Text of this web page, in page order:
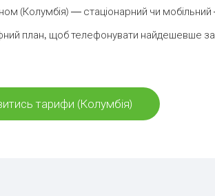
(Колумбія) — стаціонарний чи мобільний
план, щоб телефонувати найдешевше
тарифи (Колумбія)